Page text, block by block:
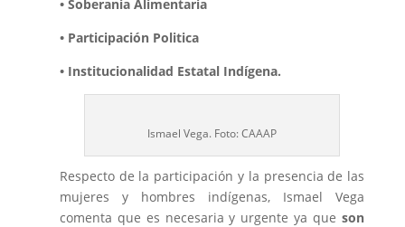
• Soberania Alimentaria
• Participación Politica
• Institucionalidad Estatal Indígena.
Ismael Vega. Foto: CAAAP
Respecto de la participación y la presencia de las
mujeres y hombres indígenas, Ismael Vega
comenta que es necesaria y urgente ya queson